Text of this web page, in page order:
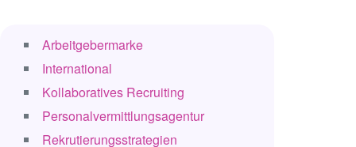
Arbeitgebermarke
International
Kollaboratives Recruiting
Personalvermittlungsagentur
Rekrutierungsstrategien